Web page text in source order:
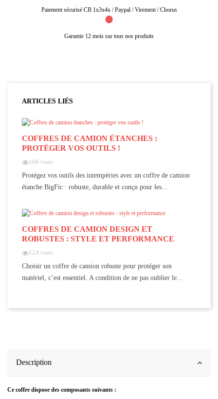
Paiement sécurisé CB 1x3x4x / Paypal / Virement / Chorus
Garantie 12 mois sur tous nos produits
ARTICLES LIÉS
COFFRES DE CAMION ÉTANCHES :
PROTÉGER VOS OUTILS !
166 vues
Protégez vos outils des intempéries avec un coffre de camion
étanche BigFic : robuste, durable et conçu pour les...
COFFRES DE CAMION DESIGN ET
ROBUSTES : STYLE ET PERFORMANCE
124 vues
Choisir un coffre de camion robuste pour protéger son
matériel, c’est essentiel. A condition de ne pas oublier le...
Description
Ce coffre dispose des composants suivants :